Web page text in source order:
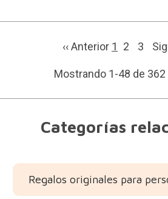
‹‹ Anterior 1 2 3
Mostrando 1-48 de
Categorías
Regalos originales para